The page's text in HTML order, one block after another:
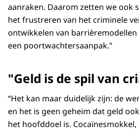
aanraken. Daarom zetten we ook
het frustreren van het criminele
ontwikkelen van
een poortwachtersaanpak.”
"Geld is de spil van
“Het kan maar duidelijk zijn: de
en het is geen geheim dat geld
het hoofddoel is.